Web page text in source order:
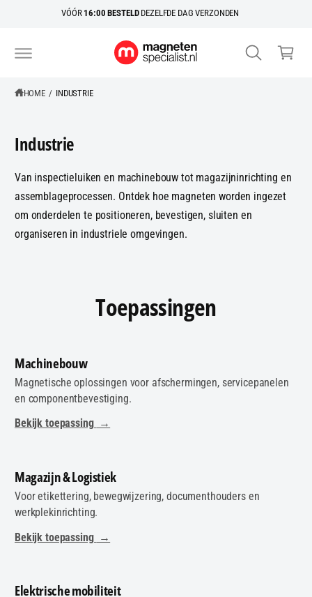
O
N
VÓÓR16:00 BESTELD DEZELFDE DAG VERZONDEN
w
HOME / INDUSTRIE
Industrie
Van inspectieluiken en machinebouw tot magazijninrichting en
assemblageprocessen. Ontdek hoe magneten worden ingezet
om onderdelen te positioneren, bevestigen, sluiten en
organiseren in industriele omgevingen.
Toepassingen
Machinebouw
Magnetische oplossingen voor afschermingen, servicepanelen
en componentbevestiging.
Bekijk toepassing →
Magazijn & Logistiek
Voor etikettering, bewegwijzering, documenthouders en
werkplekinrichting.
Bekijk toepassing →
Elektrische mobiliteit